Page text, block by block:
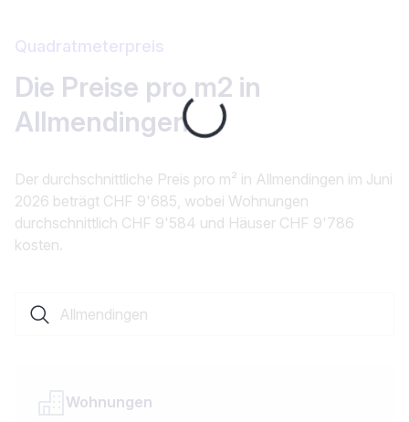
Loading...
Quadratmeterpreis
Die Preise pro m2 in
Allmendingen
Der durchschnittliche Preis pro m² in Allmendingen im Juni
2026 beträgt CHF 9'685, wobei Wohnungen
durchschnittlich CHF 9'584 und Häuser CHF 9'786
kosten.
Wohnungen